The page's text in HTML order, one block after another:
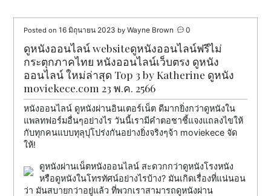
Posted on16 มิถุนายน 2023 byWayne Brown 0
ดูหนังออนไลน์ websiteดูหนังออนไลน์ฟรีไม่
กระตุกภาคไทย หนังออนไลน์เว็บตรง ดูหนัง
ออนไลน์ ใหม่ล่าสุด Top 3 by Katherine ดูหนัง
moviekece.com 23 พ.ค. 2566
หนังออนไลน์ ดูหนังผ่านอินเตอร์เน็ต ดีมากยิ่งกว่าดูหนังใน
แพลทฟอร์มอื่นๆอย่างไร วันนี้เรามีคำตอชาชี้แจงแถลงไขให้
กับทุกคนแบบทุลุปุโปร่งกันอย่างยิ่งจริงๆจ้า moviekece จัด
ให้!
ดูหนังผ่านเน็ตหนังออนไลน์ สะดวกกว่าดูหนังโรงหนัง
หรือดูหนังในโทรทัศน์อย่างไรบ้าง? มันเกิดเรื่องที่แน่นอน
ว่า มันสบายกว่าอยู่แล้ว ที่พวกเราสามารถดูหนังผ่าน